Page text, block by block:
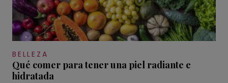
BELLEZA
Qué comer para tener una piel radiante e
hidratada